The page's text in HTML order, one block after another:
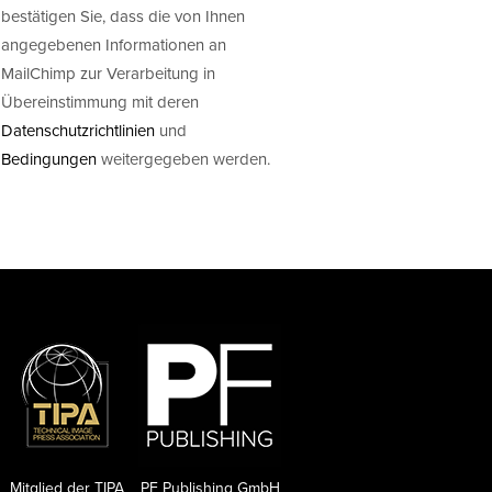
bestätigen Sie, dass die von Ihnen
angegebenen Informationen an
MailChimp zur Verarbeitung in
Übereinstimmung mit deren
Datenschutzrichtlinien und
Bedingungenweitergegeben werden.
PF Publishing GmbH
Mitglied der TIPA